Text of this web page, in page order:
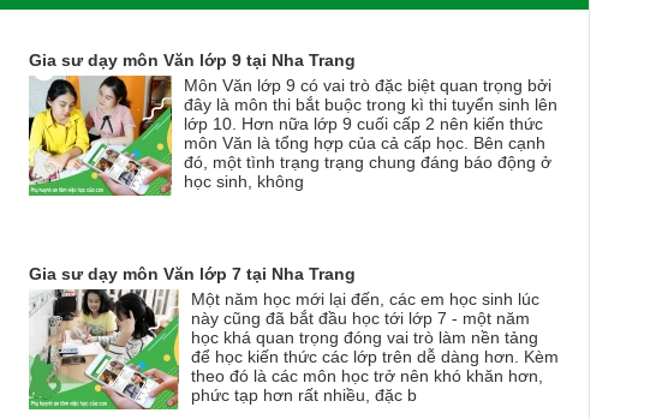
Gia sư dạy môn Văn lớp 9 tại Nha Trang
Môn Văn lớp 9 có vai trò đặc biệt quan trọng bởi
đây là môn thi bắt buộc trong kì thi tuyển sinh lên
lớp 10. Hơn nữa lớp 9 cuối cấp 2 nên kiến thức
môn Văn là tổng hợp của cả cấp học. Bên cạnh
đó, một tình trạng trạng chung đáng báo động ở
học sinh, không
Gia sư dạy môn Văn lớp 7 tại Nha Trang
Một năm học mới lại đến, các em học sinh lúc
này cũng đã bắt đầu học tới lớp 7 - một năm
học khá quan trọng đóng vai trò làm nền tảng
để học kiến thức các lớp trên dễ dàng hơn. Kèm
theo đó là các môn học trở nên khó khăn hơn,
phức tạp hơn rất nhiều, đặc b